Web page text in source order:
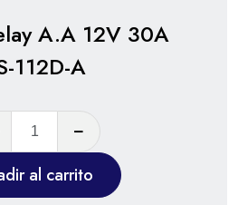
A.A 12V 30A
112D-A
al carrito